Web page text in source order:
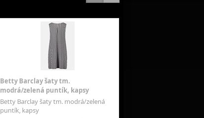
Betty Barclay šaty tm.
modrá/zelená puntík, kapsy
Betty Barclay šaty tm. modrá/zelená
puntík, kapsy